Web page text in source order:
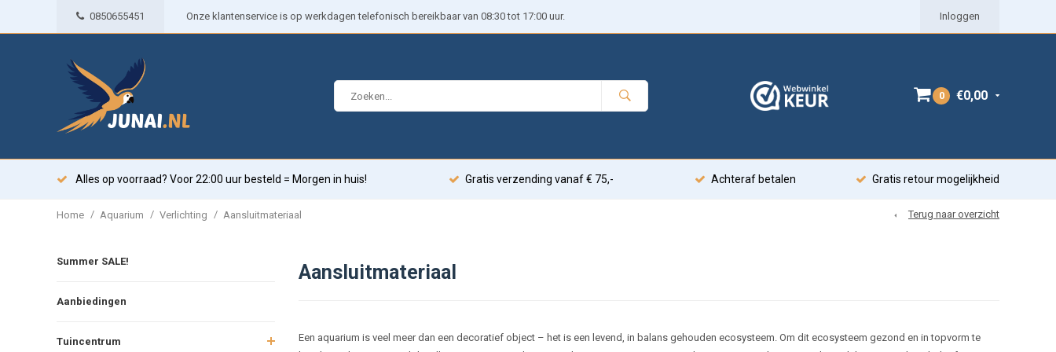
0850655451 Onze klantenservice is op werkdagen telefonisch bereikbaar van 08:30 tot 17:00 uur. Inloggen
0 €0,00
Alles op voorraad? Voor 22:00 uur besteld = Morgen in huis! Gratis verzending vanaf € 75,- Achteraf betalen Gratis retour mogelijkheid
Home / Aquarium / Verlichting / Aansluitmateriaal Terug naar overzicht
Summer SALE!
Aanbiedingen
Tuincentrum
Aansluitmateriaal
Een aquarium is veel meer dan een decoratief object – het is een levend, in balans gehouden ecosysteem. Om dit ecosysteem gezond en in topvorm te